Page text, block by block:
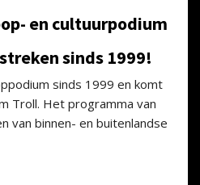
en cultuurpodium
sinds 1999!
sinds 1999 en komt
Troll. Het programma van
van binnen- en buitenlandse